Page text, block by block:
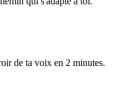
de ta voix en 2 minutes.